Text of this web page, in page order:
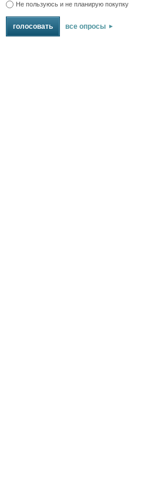
Не пользуюсь и не планирую покупку
все опросы